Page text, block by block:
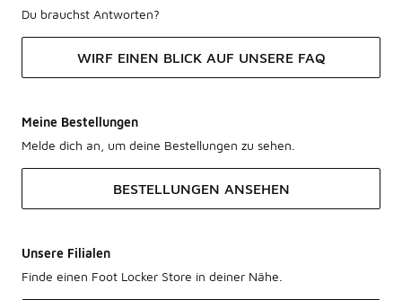
Du brauchst Antworten?
WIRF EINEN BLICK AUF UNSERE FAQ
Meine Bestellungen
Melde dich an, um deine Bestellungen zu sehen.
BESTELLUNGEN ANSEHEN
Unsere Filialen
Finde einen Foot Locker Store in deiner Nähe.